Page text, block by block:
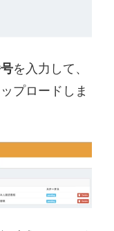
を入力して、
プロードしま